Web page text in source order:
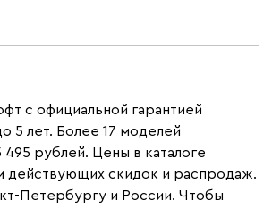
с официальной гарантией
5 лет. Более 17 моделей
рублей. Цены в каталоге
действующих скидок и распродаж.
Петербургу и России. Чтобы